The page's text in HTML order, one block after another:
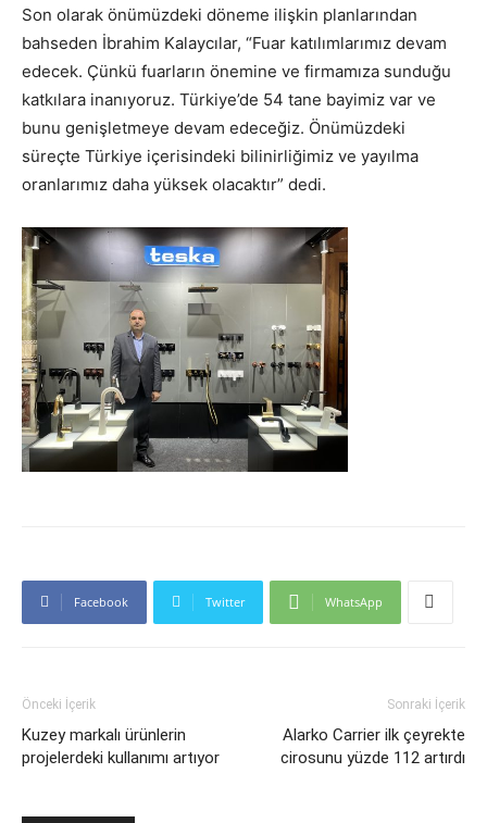
Son olarak önümüzdeki döneme ilişkin planlarından
bahseden İbrahim Kalaycılar, “Fuar katılımlarımız devam
edecek. Çünkü fuarların önemine ve firmamıza sunduğu
katkılara inanıyoruz. Türkiye’de 54 tane bayimiz var ve
bunu genişletmeye devam edeceğiz. Önümüzdeki
süreçte Türkiye içerisindeki bilinirliğimiz ve yayılma
oranlarımız daha yüksek olacaktır” dedi.
Facebook Twitter WhatsApp
Önceki İçerik
Kuzey markalı ürünlerin
projelerdeki kullanımı artıyor
Sonraki İçerik
Alarko Carrier ilk çeyrekte
cirosunu yüzde 112 artırdı